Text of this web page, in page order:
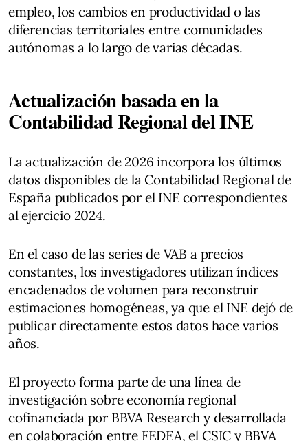
empleo, los cambios en productividad o las
diferencias territoriales entre comunidades
autónomas a lo largo de varias décadas.
Actualización basada en la
Contabilidad Regional del INE
La actualización de 2026 incorpora los últimos
datos disponibles de la Contabilidad Regional de
España publicados por el INE correspondientes
al ejercicio 2024.
En el caso de las series de VAB a precios
constantes, los investigadores utilizan índices
encadenados de volumen para reconstruir
estimaciones homogéneas, ya que el INE dejó de
publicar directamente estos datos hace varios
años.
El proyecto forma parte de una línea de
investigación sobre economía regional
cofinanciada por BBVA Research y desarrollada
en colaboración entre FEDEA, el CSIC y BBVA